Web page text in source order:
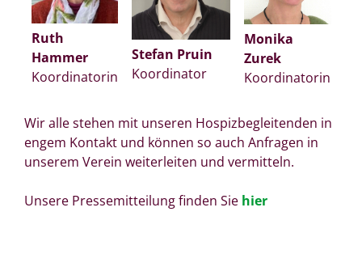
Ruth
Hammer
Koordinatorin
Stefan Pruin
Koordinator
Monika
Zurek
Koordinatorin
Wir alle stehen mit unseren Hospizbegleitenden in
engem Kontakt und können so auch Anfragen in
unserem Verein weiterleiten und vermitteln.
Unsere Pressemitteilung finden Sie hier